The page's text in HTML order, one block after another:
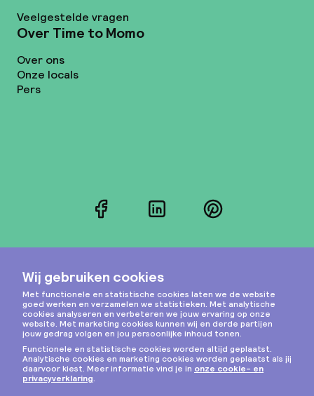
Veelgestelde vragen
Over Time to Momo
Over ons
Onze locals
Pers
FacebookLinkedInPinterest
Instagram